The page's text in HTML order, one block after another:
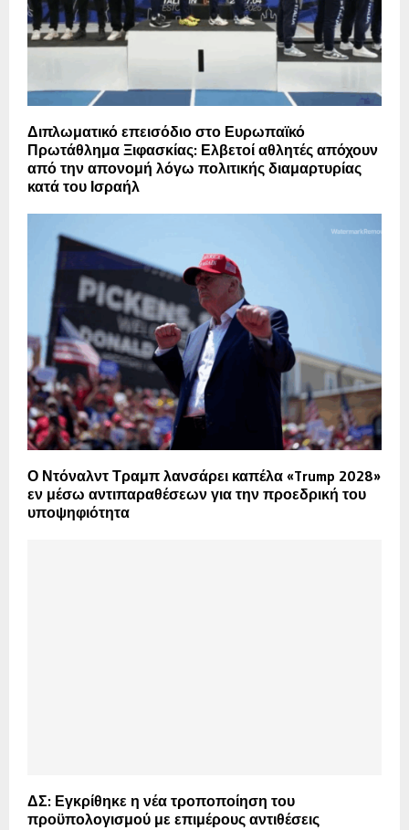
Διπλωματικό επεισόδιο στο Ευρωπαϊκό
Πρωτάθλημα Ξιφασκίας: Ελβετοί αθλητές απόχουν
από την απονομή λόγω πολιτικής διαμαρτυρίας
κατά του Ισραήλ
Ο Ντόναλντ Τραμπ λανσάρει καπέλα «Trump 2028»
εν μέσω αντιπαραθέσεων για την προεδρική του
υποψηφιότητα
ΔΣ: Εγκρίθηκε η νέα τροποποίηση του
προϋπολογισμού με επιμέρους αντιθέσεις